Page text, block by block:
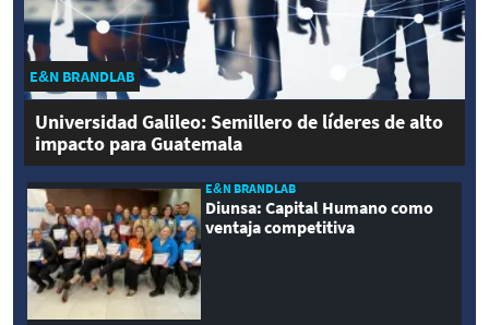
E&N BRANDLAB
Universidad Galileo: Semillero de líderes de alto
impacto para Guatemala
E&N BRANDLAB
Diunsa: Capital Humano como
ventaja competitiva